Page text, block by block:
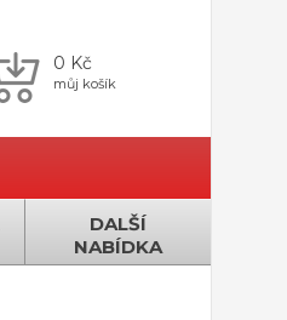
0 Kč
můj košík
DALŠÍ
NABÍDKA